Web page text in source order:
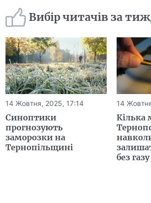
Вибір читачів за
14 Жовтня, 2025, 17:14
Синоптики
прогнозують
заморозки на
Тернопільщині
14
Кілька
без газу